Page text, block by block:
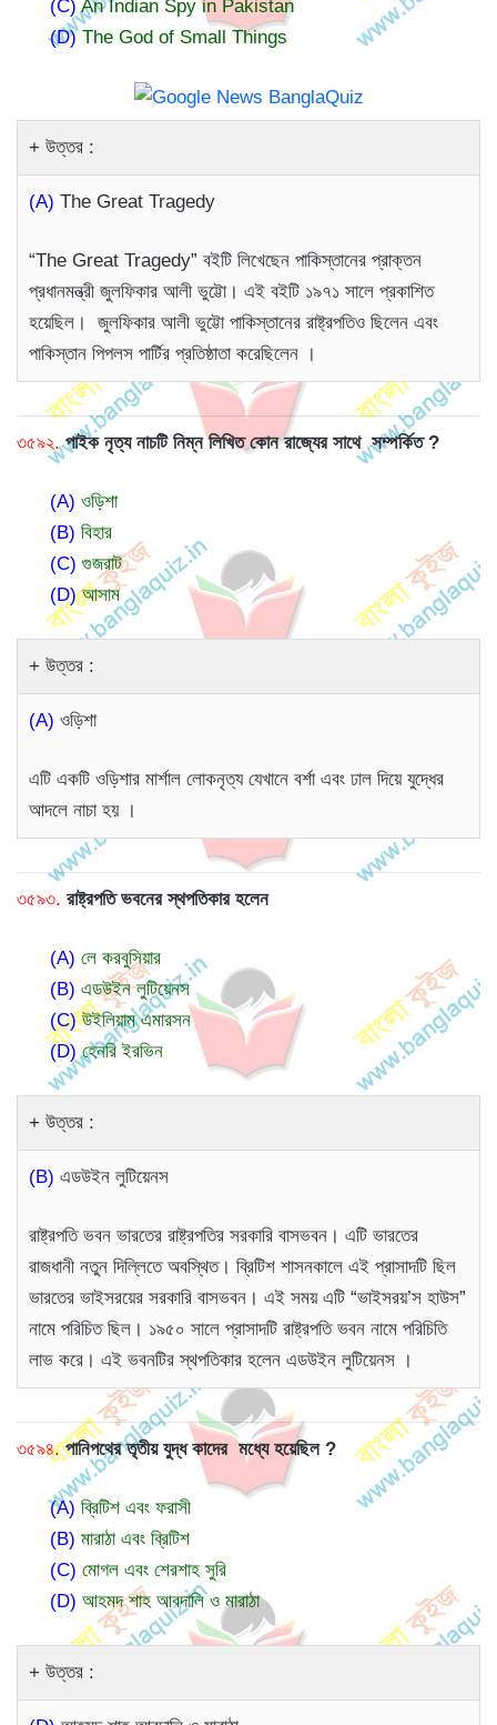
(C) An Indian Spy in Pakistan
(D)The God of Small Things
উত্তর :
(A) The Great Tragedy
“The Great Tragedy” বইটি লিখেছেন পাকিস্তানের প্রাক্তন
প্রধানমন্ত্রী জুলফিকার আলী ভুট্টো। এই বইটি ১৯৭১ সালে প্রকাশিত
হয়েছিল। জুলফিকার আলী ভুট্টো পাকিস্তানের রাষ্ট্রপতিও ছিলেন এবং
পাকিস্তান পিপলস পার্টির প্রতিষ্ঠাতা করেছিলেন ।
৩৫৯২. পাইক নৃত্য নাচটি নিম্ন লিখিত কোন রাজ্যের সাথে সম্পর্কিত ?
(A) ওড়িশা
(B) বিহার
(C) গুজরাট
(D)আসাম
উত্তর :
(A) ওড়িশা
এটি একটি ওড়িশার মার্শাল লোকনৃত্য যেখানে বর্শা এবং ঢাল দিয়ে যুদ্ধের
আদলে নাচা হয় ।
৩৫৯৩. রাষ্ট্রপতি ভবনের স্থপতিকার হলেন
(A) লে করবুসিয়ার
(B) এডউইন লুটিয়েনস
(C)উইলিয়াম এমারসন
(D) হেনরি ইরভিন
উত্তর :
(B) এডউইন লুটিয়েনস
রাষ্ট্রপতি ভবন ভারতের রাষ্ট্রপতির সরকারি বাসভবন। এটি ভারতের
রাজধানী নতুন দিল্লিতে অবস্থিত। ব্রিটিশ শাসনকালে এই প্রাসাদটি ছিল
ভারতের ভাইসরয়ের সরকারি বাসভবন। এই সময় এটি “ভাইসরয়’স হাউস”
নামে পরিচিত ছিল। ১৯৫০ সালে প্রাসাদটি রাষ্ট্রপতি ভবন নামে পরিচিতি
লাভ করে। এই ভবনটির স্থপতিকার হলেন এডউইন লুটিয়েনস ।
৩৫৯৪. পানিপথের তৃতীয় যুদ্ধ কাদের মধ্যে হয়েছিল ?
(A) ব্রিটিশ এবং ফরাসী
(B) মারাঠা এবং ব্রিটিশ
(C) মোগল এবং শেরশাহ সুরি
(D) আহমদ শাহ আবদালি ও মারাঠা
উত্তর :